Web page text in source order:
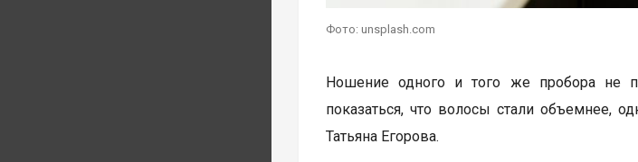
Фото: unsplash.com
Ношение одного и того же пробора не
показаться, что волосы стали объемнее,
Татьяна Егорова.